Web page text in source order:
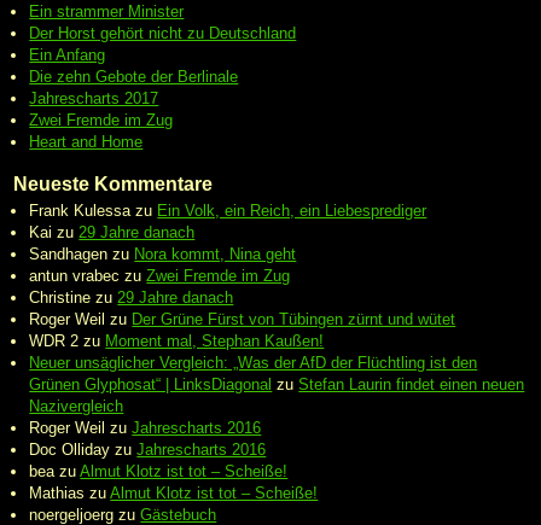
Ein strammer Minister
Der Horst gehört nicht zu Deutschland
Ein Anfang
Die zehn Gebote der Berlinale
Jahrescharts 2017
Zwei Fremde im Zug
Heart and Home
Neueste Kommentare
Frank Kulessa zu Ein Volk, ein Reich, ein Liebesprediger
Kai zu 29 Jahre danach
Sandhagen zu Nora kommt, Nina geht
antun vrabec zuZwei Fremde im Zug
Christine zu 29 Jahre danach
Roger Weil zu Der Grüne Fürst von Tübingen zürnt und wütet
WDR 2 zu Moment mal, Stephan Kaußen!
Neuer unsäglicher Vergleich: „Was der AfD der Flüchtling ist den
Grünen Glyphosat“ | LinksDiagonal zuStefan Laurin findet einen neuen
Nazivergleich
Roger Weil zuJahrescharts 2016
Doc Olliday zuJahrescharts 2016
bea zuAlmut Klotz ist tot – Scheiße!
Mathias zuAlmut Klotz ist tot – Scheiße!
noergeljoerg zuGästebuch